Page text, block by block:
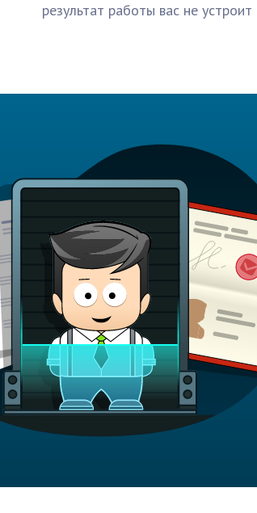
результат работы вас не устроит